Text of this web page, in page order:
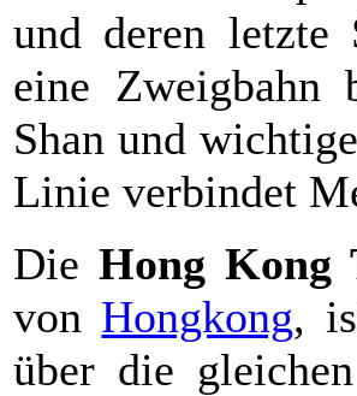
und deren letzte
eine Zweigbahn
Shan und
Linie verbindet
DieHong Kong
von Hongkong,
über die